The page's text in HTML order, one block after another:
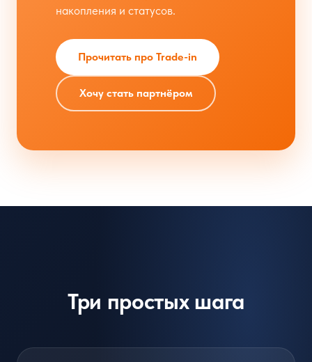
накопления и статусов.
Прочитать про Trade-in
Хочу стать партнёром
Три простых шага